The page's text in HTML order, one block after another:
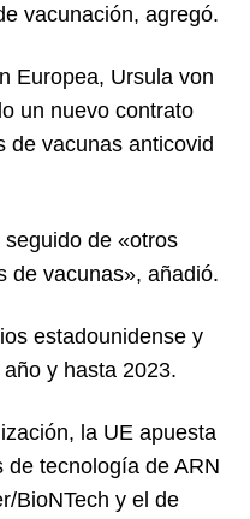
vacunación, agregó.
Europea, Ursula von
un nuevo contrato
de vacunas anticovid
de «otros
de vacunas», añadió.
estadounidense y
y hasta 2023.
la UE apuesta
de tecnología de ARN
BioNTech y el de